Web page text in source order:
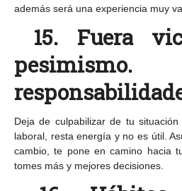
además será una experiencia muy
15. Fuera
Deja de culpabilizar de tu
laboral, resta energía y no es útil.
cambio, te pone en camino hacia
tomes más y mejores decisiones.